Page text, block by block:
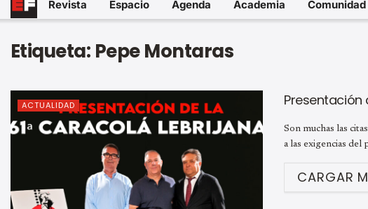
Revista Espacio Agenda Academia Comunidad
Etiqueta: Pepe Montaras
ACTUALIDAD Presentación
Son muchas las
a las exigencias del
CARGAR